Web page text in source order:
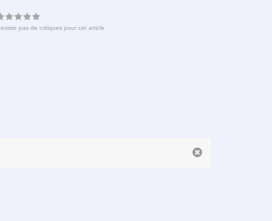
existe pas de critiques pour cet article